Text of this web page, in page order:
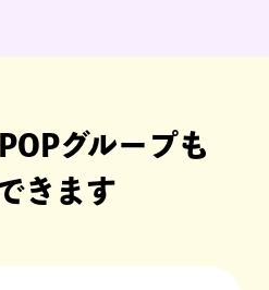
グループも
きます